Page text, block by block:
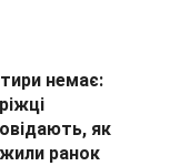
немає:
як
ранок